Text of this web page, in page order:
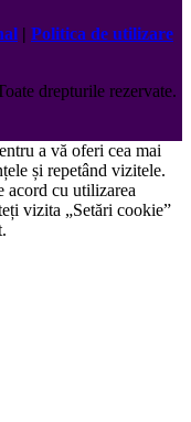
| Politica de utilizare
drepturile rezervate.
a vă oferi cea mai
și repetând vizitele.
acord cu utilizarea
vizita „Setări cookie”